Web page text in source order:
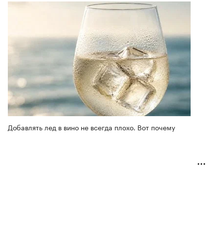
Добавлять лед в вино не всегда плохо. Вот почему